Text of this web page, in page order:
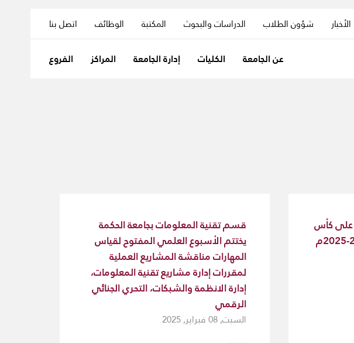
الأخبار شؤون الطلاب الدراسات والبحوث المكتبة الوظائف اتصل بنا
عن الجامعة الكليات إدارة الجامعة المراكز الفروع
على كأس
قسم تقنية المعلومات بجامعة الحكمة
يختتم الأسبوع العلمي المفتوح لقياس
المهارات مناقشة المشاريع العملية
لمقررات إدارة مشاريع تقنية المعلومات،
إدارة الانظمة والشبكات، التحري الجنائي
الرقمي
السبت, 08 فبراير, 2025